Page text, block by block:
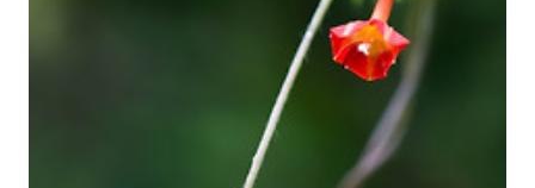
꿀풀목 └ 꿀풀과(또는 마편초과) └ 층꽃나무속 └ 층꽃나무 다른이름
층꽃나무, 층꽃풀, 난향초(蘭香草), 구층탑, Common bluebeard 원산